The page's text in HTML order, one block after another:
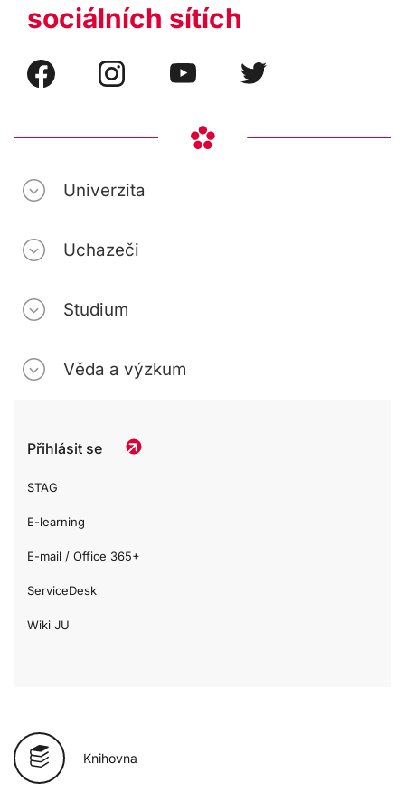
sociálních sítích
Univerzita
Uchazeči
Studium
Věda a výzkum
Přihlásit se
STAG
E-learning
E-mail / Office 365+
ServiceDesk
Wiki JU
Knihovna